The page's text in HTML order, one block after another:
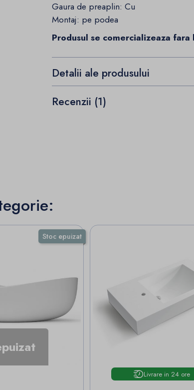
Gaura de preaplin: Cu
Montaj: pe podea
Produsul se comercializeaza
Detalii ale produsului
Recenzii (1)
Stoc epuizat
Livrare in 24 ore